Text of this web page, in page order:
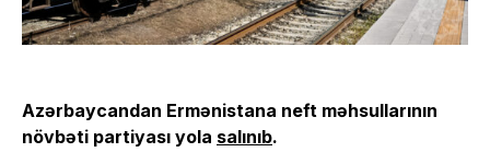
Azərbaycandan Ermənistana neft məhsullarının
növbəti partiyası yola salınıb.